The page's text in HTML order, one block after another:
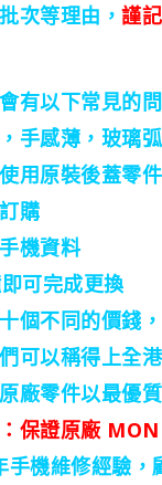
次等理由，謹
有以下常見的
手感薄， 玻璃
用原裝後蓋零
購
機資料
可完成更換
個不同的價錢
可以稱得上全
廠零件以最優
保證原廠
機維修經驗，